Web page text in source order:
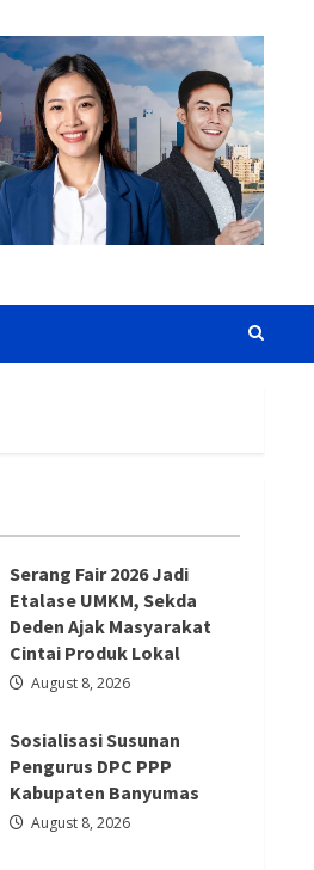
Serang Fair 2026 Jadi
Etalase UMKM, Sekda
Deden Ajak Masyarakat
Cintai Produk Lokal
August 8, 2026
Sosialisasi Susunan
Pengurus DPC PPP
Kabupaten Banyumas
August 8, 2026